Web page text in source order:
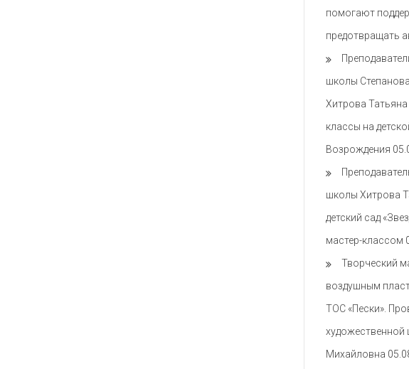
помогают
предотвращать
школы
Хитрова
классы на
Возрождения
школы Хитрова
детский сад
мастер-классом
Творческий
воздушным
ТОС «Пески».
художественной
Михайловна